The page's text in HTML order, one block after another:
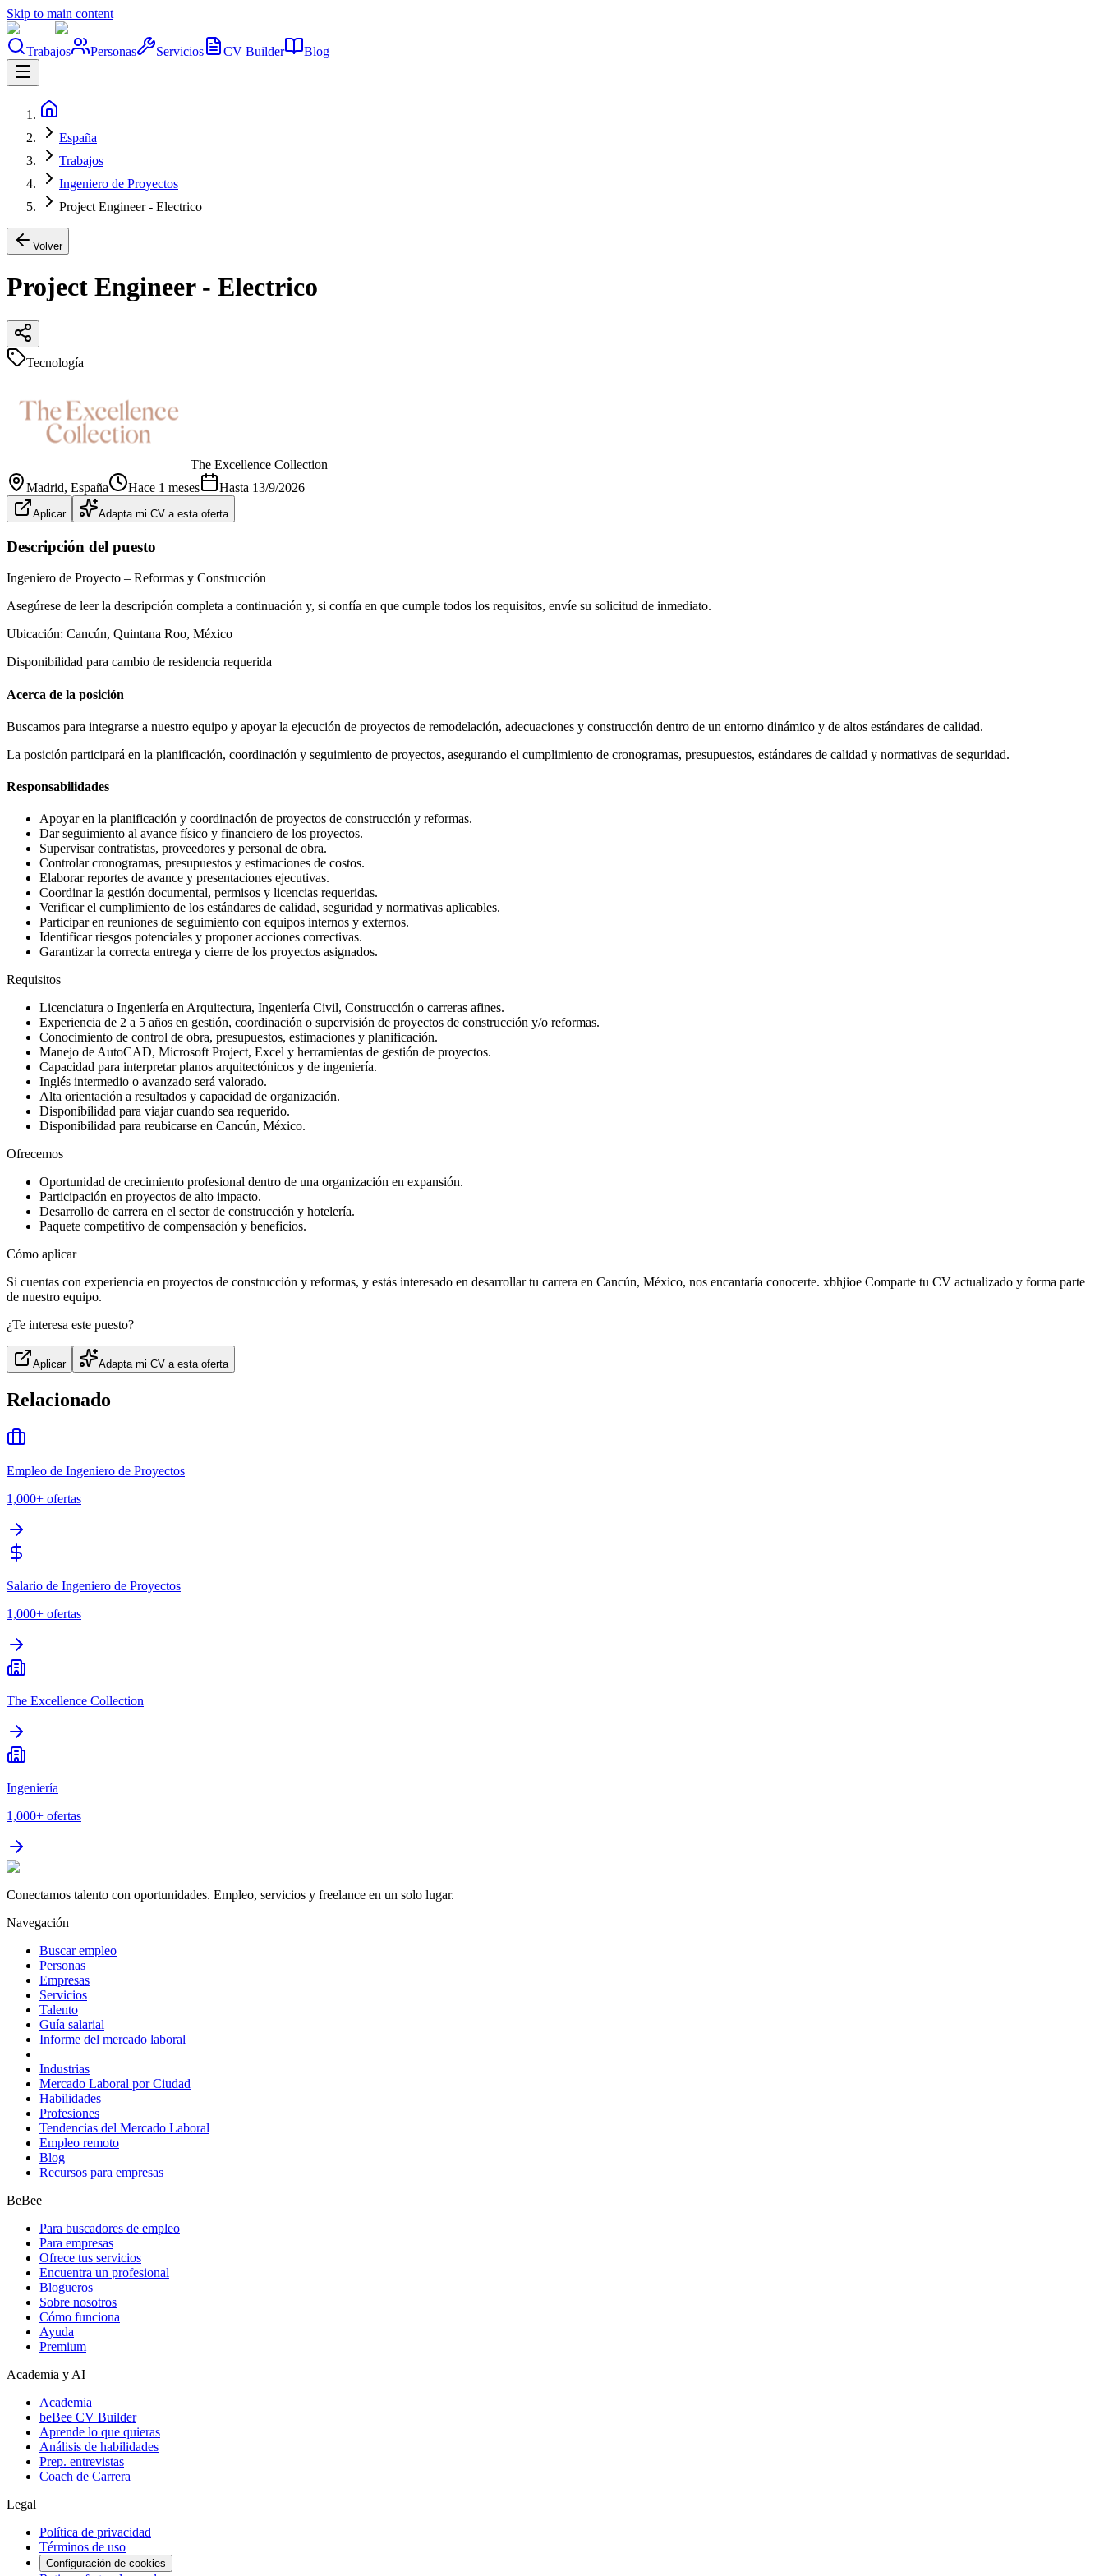
Skip to main content
Trabajos Personas Servicios CV Builder Blog
España
Trabajos
Ingeniero de Proyectos
Project Engineer - Electrico
Volver
Project Engineer - Electrico
Tecnología
The Excellence Collection
Madrid, España Hace 1 meses Hasta 13/9/2026
Aplicar Adapta mi CV a esta oferta
Descripción del puesto
Ingeniero de Proyecto – Reformas y Construcción
Asegúrese de leer la descripción completa a continuación y, si confía en que cumple todos los requisitos, envíe su solicitud de inmediato.
Ubicación: Cancún, Quintana Roo, México
Disponibilidad para cambio de residencia requerida
Acerca de la posición
Buscamos para integrarse a nuestro equipo y apoyar la ejecución de proyectos de remodelación, adecuaciones y construcción dentro de un entorno dinámico y de altos estándares de calidad.
La posición participará en la planificación, coordinación y seguimiento de proyectos, asegurando el cumplimiento de cronogramas, presupuestos, estándares de calidad y normativas de seguridad.
Responsabilidades
Apoyar en la planificación y coordinación de proyectos de construcción y reformas.
Dar seguimiento al avance físico y financiero de los proyectos.
Supervisar contratistas, proveedores y personal de obra.
Controlar cronogramas, presupuestos y estimaciones de costos.
Elaborar reportes de avance y presentaciones ejecutivas.
Coordinar la gestión documental, permisos y licencias requeridas.
Verificar el cumplimiento de los estándares de calidad, seguridad y normativas aplicables.
Participar en reuniones de seguimiento con equipos internos y externos.
Identificar riesgos potenciales y proponer acciones correctivas.
Garantizar la correcta entrega y cierre de los proyectos asignados.
Requisitos
Licenciatura o Ingeniería en Arquitectura, Ingeniería Civil, Construcción o carreras afines.
Experiencia de 2 a 5 años en gestión, coordinación o supervisión de proyectos de construcción y/o reformas.
Conocimiento de control de obra, presupuestos, estimaciones y planificación.
Manejo de AutoCAD, Microsoft Project, Excel y herramientas de gestión de proyectos.
Capacidad para interpretar planos arquitectónicos y de ingeniería.
Inglés intermedio o avanzado será valorado.
Alta orientación a resultados y capacidad de organización.
Disponibilidad para viajar cuando sea requerido.
Disponibilidad para reubicarse en Cancún, México.
Ofrecemos
Oportunidad de crecimiento profesional dentro de una organización en expansión.
Participación en proyectos de alto impacto.
Desarrollo de carrera en el sector de construcción y hotelería.
Paquete competitivo de compensación y beneficios.
Cómo aplicar
Si cuentas con experiencia en proyectos de construcción y reformas, y estás interesado en desarrollar tu carrera en Cancún, México, nos encantaría conocerte. xbhjioe Comparte tu CV actualizado y forma parte
de nuestro equipo.
¿Te interesa este puesto?
Aplicar Adapta mi CV a esta oferta
Relacionado
Empleo de Ingeniero de Proyectos
1,000+ ofertas
Salario de Ingeniero de Proyectos
1,000+ ofertas
The Excellence Collection
Ingeniería
1,000+ ofertas
Conectamos talento con oportunidades. Empleo, servicios y freelance en un solo lugar.
Navegación
Buscar empleo
Personas
Empresas
Servicios
Talento
Guía salarial
Informe del mercado laboral
Industrias
Mercado Laboral por Ciudad
Habilidades
Profesiones
Tendencias del Mercado Laboral
Empleo remoto
Blog
Recursos para empresas
BeBee
Para buscadores de empleo
Para empresas
Ofrece tus servicios
Encuentra un profesional
Blogueros
Sobre nosotros
Cómo funciona
Ayuda
Premium
Academia y AI
Academia
beBee CV Builder
Aprende lo que quieras
Análisis de habilidades
Prep. entrevistas
Coach de Carrera
Legal
Política de privacidad
Términos de uso
Configuración de cookies